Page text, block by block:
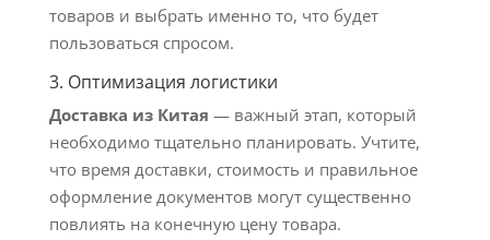
товаров и выбрать именно то, что будет
пользоваться спросом.
3. Оптимизация логистики
Доставка из Китая — важный этап, который
необходимо тщательно планировать. Учтите,
что время доставки, стоимость и правильное
оформление документов могут существенно
повлиять на конечную цену товара.